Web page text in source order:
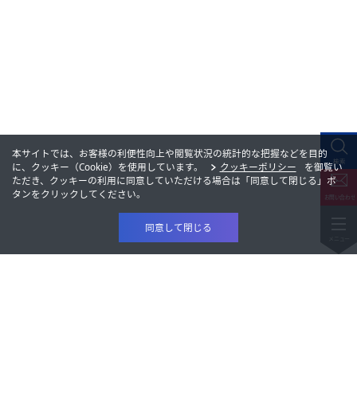
本サイトでは、お客様の利便性向上や閲覧状況の統計的な把握などを目的
に、クッキー（Cookie）を使用しています。
クッキーポリシー
を御覧い
ただき、クッキーの利用に同意していただける場合は「同意して閉じる」ボ
タンをクリックしてください。
同意して閉じる